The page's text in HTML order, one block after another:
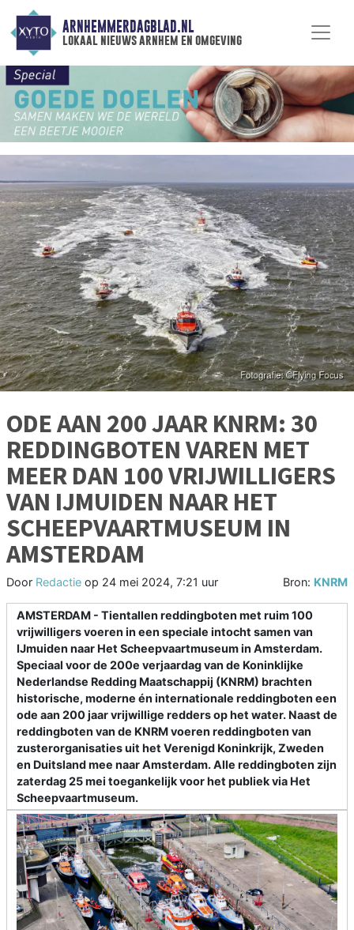
ARNHEMMERDAGBLAD.NL
lokaal nieuws arnhem en omgeving
ODE AAN 200 JAAR KNRM: 30
REDDINGBOTEN VAREN MET
MEER DAN 100 VRIJWILLIGERS
VAN IJMUIDEN NAAR HET
SCHEEPVAARTMUSEUM IN
AMSTERDAM
Door Redactie op 24 mei 2024, 7:21 uur Bron: KNRM
AMSTERDAM - Tientallen reddingboten met ruim 100
vrijwilligers voeren in een speciale intocht samen van
IJmuiden naar Het Scheepvaartmuseum in Amsterdam.
Speciaal voor de 200e verjaardag van de Koninklijke
Nederlandse Redding Maatschappij (KNRM) brachten
historische, moderne én internationale reddingboten een
ode aan 200 jaar vrijwillige redders op het water. Naast de
reddingboten van de KNRM voeren reddingboten van
zusterorganisaties uit het Verenigd Koninkrijk, Zweden
en Duitsland mee naar Amsterdam. Alle reddingboten zijn
zaterdag 25 mei toegankelijk voor het publiek via Het
Scheepvaartmuseum.